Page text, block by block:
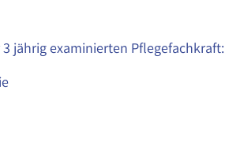
jährig examinierten Pflegefachkraft: